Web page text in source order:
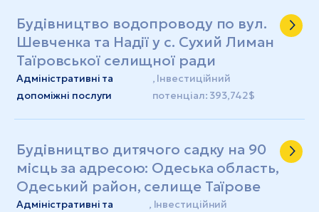
Будівництво водопроводу по вул.
Шевченка та Надії у с. Сухий Лиман
Таїровської селищної ради
Адміністративні та
допоміжні послуги
, Інвестиційний
потенціал: 393,742$
Будівництво дитячого садку на 90
місць за адресою: Одеська область,
Одеський район, селище Таїрове
Адміністративні та
, Інвестиційний